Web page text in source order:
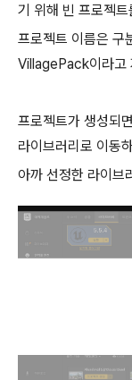
기 위해 빈 프로젝
프로젝트 이름은 구
VillagePack이라고
프로젝트가 생성되
라이브러리로 이동
아까 선정한 라이브